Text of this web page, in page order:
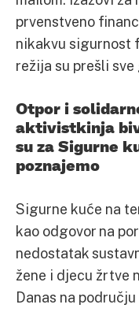
prvenstveno
nikakvu sigurnost
režija su prešli
Otpor i
aktivistkinja
su za Sigurne
poznajemo
Sigurne kuće na
kao odgovor na
nedostatak
žene i djecu žrtve
Danas na